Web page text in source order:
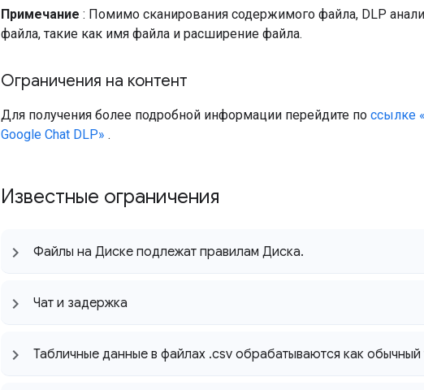
Примечание : Помимо сканирования содержимого файла, DLP
файла, такие как имя файла и расширение файла.
Ограничения на контент
Для получения более подробной информации перейдите по ссылке
Google Chat DLP» .
Известные ограничения
Файлы на Диске подлежат правилам Диска.
Чат и задержка
Табличные данные в файлах .csv обрабатываются как обычный